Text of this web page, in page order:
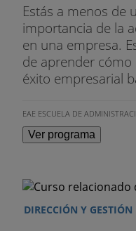
Estás a menos de
importancia de la
en una empresa.
de aprender cómo
éxito empresarial
EAE ESCUELA DE
Ver programa
DIRECCIÓN Y